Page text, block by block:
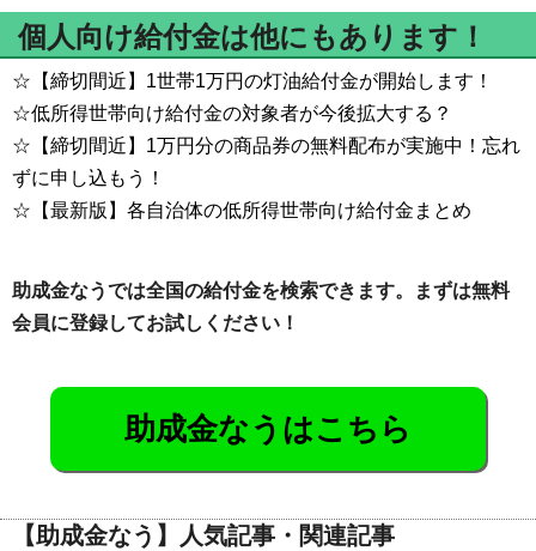
個人向け給付金は他にもあります！
☆【締切間近】1世帯1万円の灯油給付金が開始します！
☆低所得世帯向け給付金の対象者が今後拡大する？
☆【締切間近】1万円分の商品券の無料配布が実施中！忘れ
ずに申し込もう！
☆【最新版】各自治体の低所得世帯向け給付金まとめ
助成金なうでは全国の給付金を検索できます。まずは無料
会員に登録してお試しください！
助成金なうはこちら
【助成金なう】人気記事・関連記事